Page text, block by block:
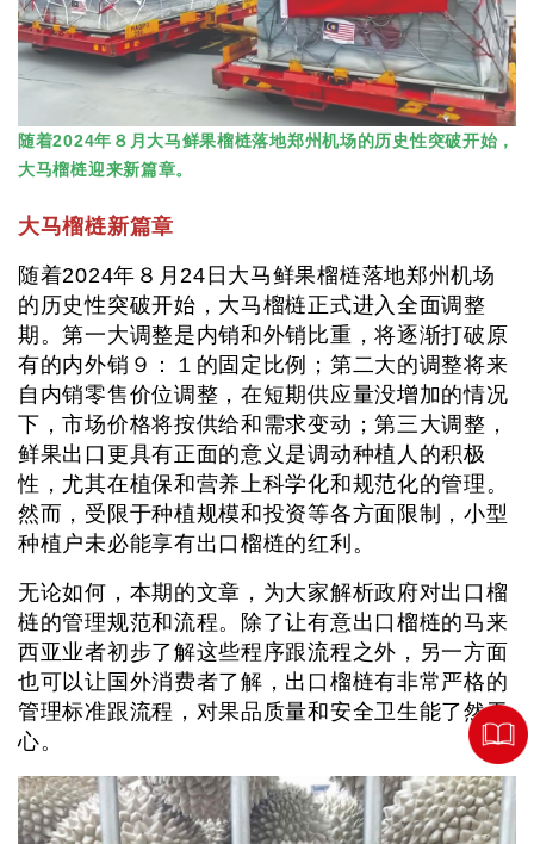
随着2024年８月大马鲜果榴梿落地郑州机场的历史性突破开始，
大马榴梿迎来新篇章。
大马榴梿新篇章
随着2024年８月24日大马鲜果榴梿落地郑州机场
的历史性突破开始，大马榴梿正式进入全面调整
期。第一大调整是内销和外销比重，将逐渐打破原
有的内外销９：１的固定比例；第二大的调整将来
自内销零售价位调整，在短期供应量没增加的情况
下，市场价格将按供给和需求变动；第三大调整，
鲜果出口更具有正面的意义是调动种植人的积极
性，尤其在植保和营养上科学化和规范化的管理。
然而，受限于种植规模和投资等各方面限制，小型
种植户未必能享有出口榴梿的红利。
无论如何，本期的文章，为大家解析政府对出口榴
梿的管理规范和流程。除了让有意出口榴梿的马来
西亚业者初步了解这些程序跟流程之外，另一方面
也可以让国外消费者了解，出口榴梿有非常严格的
管理标准跟流程，对果品质量和安全卫生能了然于
心。